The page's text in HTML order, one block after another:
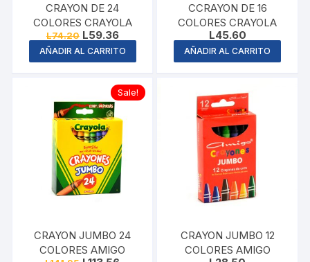
CRAYON DE 24
COLORES CRAYOLA
L74.20 Original
price
was:
L74.20.
L59.36Current
price
is:
L59.36.
AÑADIR AL CARRITO
CCRAYON DE 16
COLORES CRAYOLA
L45.60
AÑADIR AL CARRITO
Sale!
CRAYON JUMBO 24
COLORES AMIGO
CRAYON JUMBO 12
COLORES AMIGO